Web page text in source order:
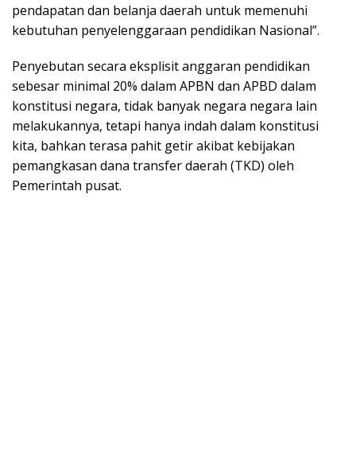
pendapatan dan belanja daerah untuk memenuhi
kebutuhan penyelenggaraan pendidikan Nasional”.
Penyebutan secara eksplisit anggaran pendidikan
sebesar minimal 20% dalam APBN dan APBD dalam
konstitusi negara, tidak banyak negara negara lain
melakukannya, tetapi hanya indah dalam konstitusi
kita, bahkan terasa pahit getir akibat kebijakan
pemangkasan dana transfer daerah (TKD) oleh
Pemerintah pusat.